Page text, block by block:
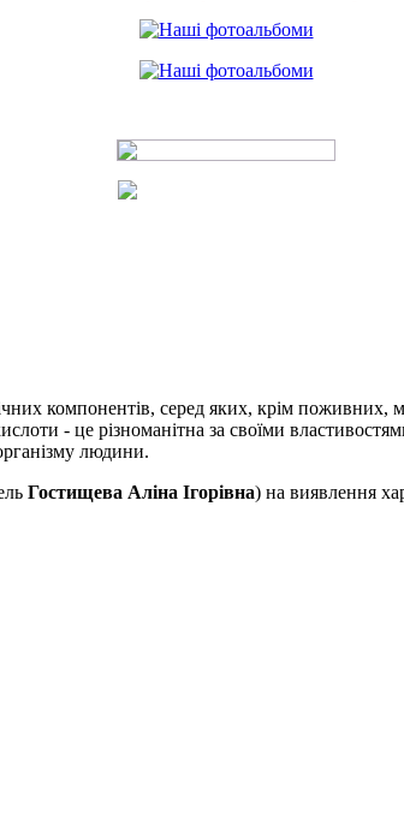
компонентів, серед яких, крім поживних,
- це різноманітна за своїми
людини.
Гостищева Аліна Ігорівна) на виявлення